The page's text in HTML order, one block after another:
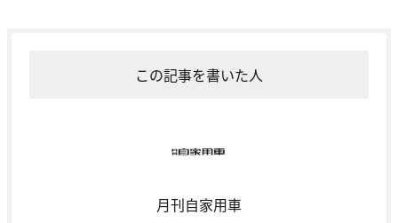
この記事を書いた人
月刊自家用車